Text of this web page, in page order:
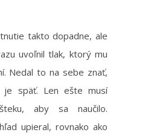
takto dopadne, ale
uvoľnil tlak, ktorý mu
Nedal to na sebe znať,
je späť. Len ešte musí
aby sa naučilo.
upieral, rovnako ako